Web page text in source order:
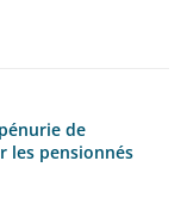
de
les pensionnés